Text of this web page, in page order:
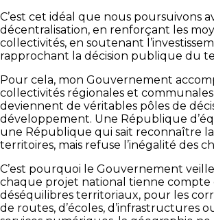
C’est cet idéal que nous poursuivons
décentralisation, en renforçant les
collectivités, en soutenant
rapprochant la décision publique du
Pour cela, mon Gouvernement
collectivités régionales et
deviennent de véritables pôles de
développement. Une République
une République qui sait reconnaître
territoires, mais refuse l’inégalité des
C’est pourquoi le Gouvernement
chaque projet national tienne compte
déséquilibres territoriaux, pour les
de routes, d’écoles, d’infrastructures